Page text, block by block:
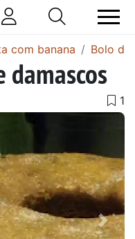
com banana Bolo de
damascos
Next